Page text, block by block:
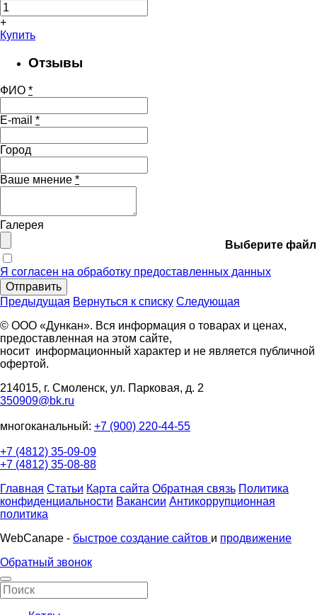
+
Купить
Отзывы
ФИО *
E-mail *
Город
Ваше мнение *
Галерея
Выберите файл
Я согласен на обработку предоставленных данных
Отправить
Предыдущая Вернуться к списку Следующая
© ООО «Дункан». Вся информация о товарах и ценах,
предоставленная на этом сайте,
носит информационный характер и не является публичной
офертой.
214015, г. Смоленск, ул. Парковая, д. 2
350909@bk.ru
многоканальный: +7 (900) 220-44-55
+7 (4812) 35-09-09
+7 (4812) 35-08-88
Главная Статьи Карта сайта Обратная связь Политика
конфиденциальности Вакансии Антикоррупционная
политика
WebCanape - быстрое создание сайтов и продвижение
Обратный звонок